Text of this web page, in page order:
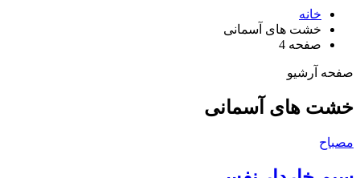
خانه
خشت های آسمانی
صفحه 4
صفحه آرشیو
خشت های آسمانی
مصباح